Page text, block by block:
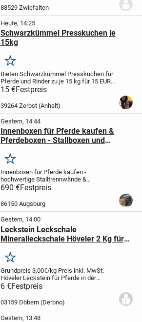
sich in einem sehr guten, gepflegten
88529 Zwiefalten
Heute, 14:25
Schwarzkümmel Presskuchen je
15kg
Merken
Bieten Schwarzkümmel Presskuchen für
Pferde und Rinder zu je 15 kg für 15 EUR
an. Haupteinsatzbereiche und
Atemwege: Hilft bei
staubbedingtem Husten, leichten
Bronchialreizungen und...
15 €Festpreis
39264 Zerbst (Anhalt)
Gestern, 14:44
Innenboxen für Pferde kaufen &
Pferdeboxen - Stallboxen und
Merken
Innenboxen für Pferde kaufen -
hochwertige Stalltrennwände &
Boxensysteme vom Hersteller
Hochwertige Innenboxen für Pferde und
stabile Trennwände für moderne
Pferdeställe
Unsere Innenboxen für...
690 €Festpreis
86150 Augsburg
Gestern, 14:00
Leckstein Leckschale
Mineralleckschale Höveler 2 Kg für
Merken
Grundpreis 3,00€/kgPreis inkl. MwSt.
Höveler Leckstein für Pferde in der
handlichen 2 Kg Schale.
Versorgung mit allen lebenswichtigen
Mineralien und Spurenelementen.
6 €Festpreis
03159 Döbern (Derbno)
Gestern, 13:48